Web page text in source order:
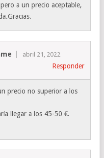
a un precio aceptable,
abril 21, 2022
Responder
precio no superior a los
llegar a los 45-50 €.